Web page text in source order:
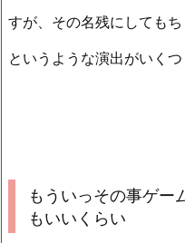
すが、その名残にしても
というような演出がいくつ
もういっその事ゲー
もいいくらい